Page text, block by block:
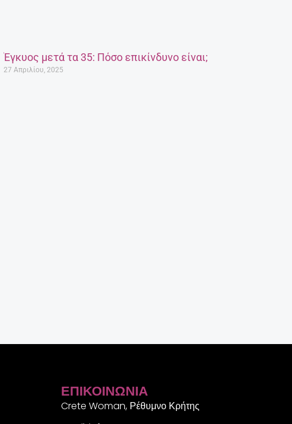
Έγκυος μετά τα 35: Πόσο επικίνδυνο είναι;
27 Απριλίου, 2025
ΕΠΙΚΟΙΝΩΝΊΑ
Crete Woman, Ρέθυμνο Κρήτης